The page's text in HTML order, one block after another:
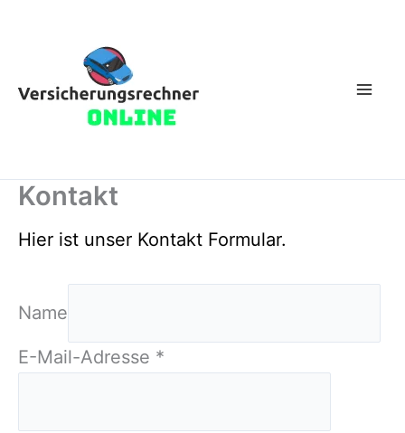
Kontakt
Hier ist unser Kontakt Formular.
Name
E-Mail-Adresse *